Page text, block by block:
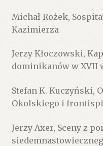
Michał Rożek,
Kazimierza
Jerzy Kłoczowski,
dominikanów w XVII
Stefan K. Kuczyński,
Okolskiego i
Jerzy Axer, Sceny z